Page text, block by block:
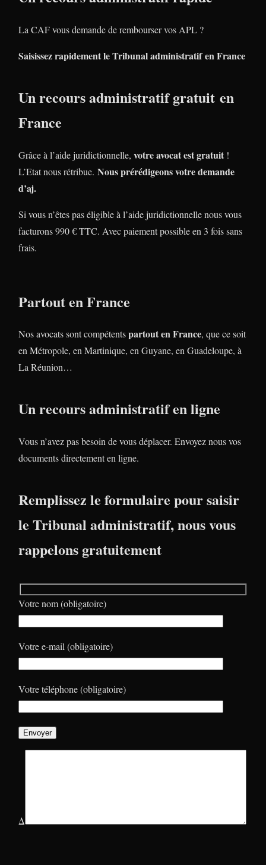
La CAF vous demande de rembourser vos APL ?
Saisissez rapidement le Tribunal administratif en France
Un recours administratif gratuit en
France
Grâce à l’aide juridictionnelle, votre avocat est gratuit !
L’Etat nous rétribue. Nous prérédigeons votre demande
d’aj.
Si vous n’êtes pas éligible à l’aide juridictionnelle nous vous
facturons 990 € TTC. Avec paiement possible en 3 fois sans
frais.
Partout en France
Nos avocats sont compétentspartout en France, que ce soit
en Métropole, en Martinique, en Guyane, en Guadeloupe, à
La Réunion…
Un recours administratif en ligne
Vous n’avez pas besoin de vous déplacer. Envoyez nous vos
documents directement en ligne.
Remplissez le formulaire pour saisir
le Tribunal administratif, nous vous
rappelons gratuitement
Votre nom (obligatoire)
Votre e-mail (obligatoire)
Votre téléphone (obligatoire)
Δ